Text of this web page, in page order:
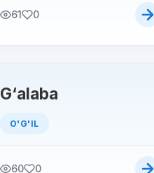
61 0
G‘alaba
O'G'IL
60 0